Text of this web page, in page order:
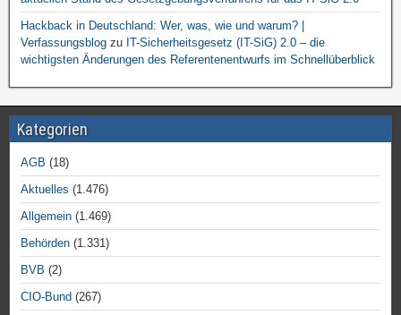
Hackback in Deutschland: Wer, was, wie und warum? |
Verfassungsblog zu IT-Sicherheitsgesetz (IT-SiG) 2.0 – die
wichtigsten Änderungen des Referentenentwurfs im Schnellüberblick
Kategorien
AGB (18)
Aktuelles (1.476)
Allgemein (1.469)
Behörden (1.331)
BVB (2)
CIO-Bund (267)